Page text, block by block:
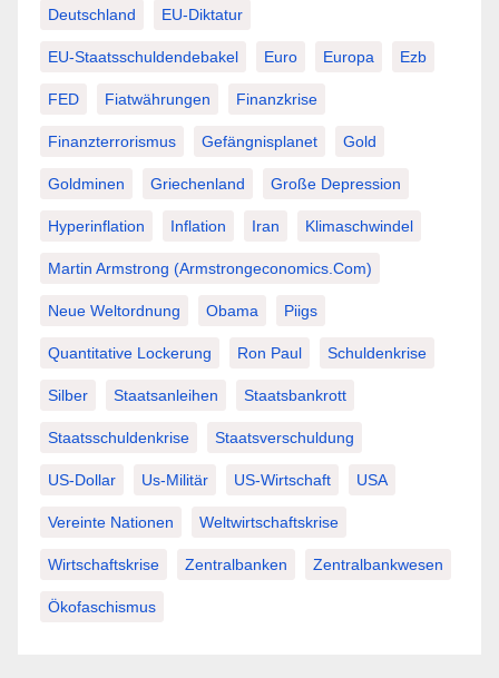
Deutschland EU-Diktatur
EU-Staatsschuldendebakel Euro Europa Ezb
FED Fiatwährungen Finanzkrise
Finanzterrorismus Gefängnisplanet Gold
Goldminen Griechenland Große Depression
Hyperinflation Inflation Iran Klimaschwindel
Martin Armstrong (Armstrongeconomics.com)
Neue Weltordnung Obama Piigs
Quantitative Lockerung Ron Paul Schuldenkrise
Silber Staatsanleihen Staatsbankrott
Staatsschuldenkrise Staatsverschuldung
US-Dollar Us-Militär US-Wirtschaft USA
Vereinte Nationen Weltwirtschaftskrise
Wirtschaftskrise Zentralbanken Zentralbankwesen
Ökofaschismus